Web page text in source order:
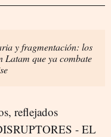
y fragmentación: los
Latam que ya combate
reflejados
- EL